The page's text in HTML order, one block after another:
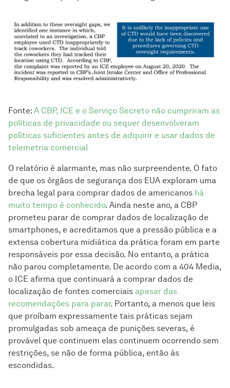
Fonte: A CBP, ICE e o Serviço Secreto não cumpriram as
políticas de privacidade ou sequer desenvolveram
políticas suficientes antes de adquirir e usar dados de
telemetria comercial
O relatório é alarmante, mas não surpreendente. O fato
de que os órgãos de segurança dos EUA exploram uma
brecha legal para comprar dados de americanos há
muito tempo é conhecido. Ainda neste ano, a CBP
prometeu parar de comprar dados de localização de
smartphones, e acreditamos que a pressão pública e a
extensa cobertura midiática da prática foram em parte
responsáveis por essa decisão. No entanto, a prática
não parou completamente. De acordo com a 404 Media,
o ICE afirma que continuará a comprar dados de
localização de fontes comerciais apesar das
recomendações para parar. Portanto, a menos que leis
que proíbam expressamente tais práticas sejam
promulgadas sob ameaça de punições severas, é
provável que continuem elas continuem ocorrendo sem
restrições, se não de forma pública, então às
escondidas.